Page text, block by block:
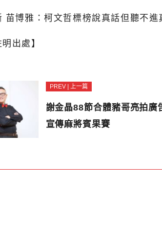
苗博雅：柯文哲標榜說真話但聽不進
出處】
PREV | 上一篇
謝金晶88節合體豬哥亮拍廣
宣傳麻將賓果賽